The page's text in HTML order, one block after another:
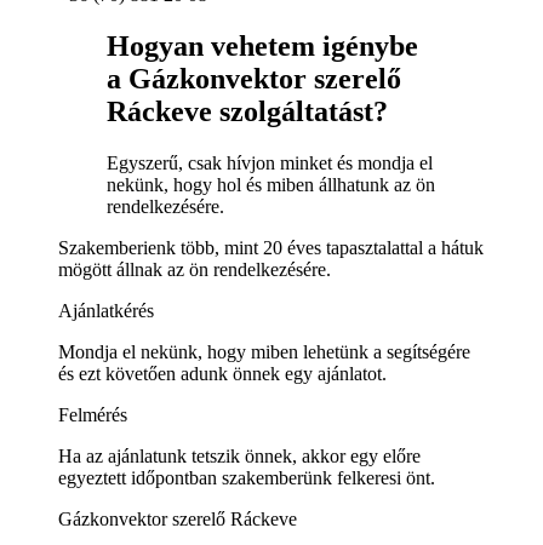
Hogyan vehetem igénybe
a Gázkonvektor szerelő
Ráckeve szolgáltatást?
Egyszerű, csak hívjon minket és mondja el
nekünk, hogy hol és miben állhatunk az ön
rendelkezésére.
Szakemberienk több, mint 20 éves tapasztalattal a hátuk
mögött állnak az ön rendelkezésére.
Ajánlatkérés
Mondja el nekünk, hogy miben lehetünk a segítségére
és ezt követően adunk önnek egy ajánlatot.
Felmérés
Ha az ajánlatunk tetszik önnek, akkor egy előre
egyeztett időpontban szakemberünk felkeresi önt.
Gázkonvektor szerelő Ráckeve